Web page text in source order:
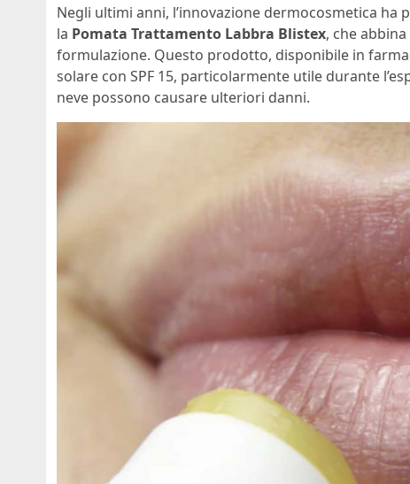
Negli ultimi anni, l’innovazione dermocosmetica
la Pomata Trattamento Labbra Blistex, che
formulazione. Questo prodotto, disponibile in
solare con SPF 15, particolarmente utile durante
neve possono causare ulteriori danni.